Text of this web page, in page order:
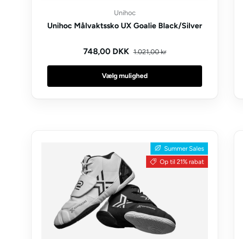
Unihoc
Unihoc Målvaktssko UX Goalie Black/Silver
Kampagnepris
748,00 DKK Normal pris
1.021,00 kr
Vælg mulighed
Summer Sales
Op til 21% rabat